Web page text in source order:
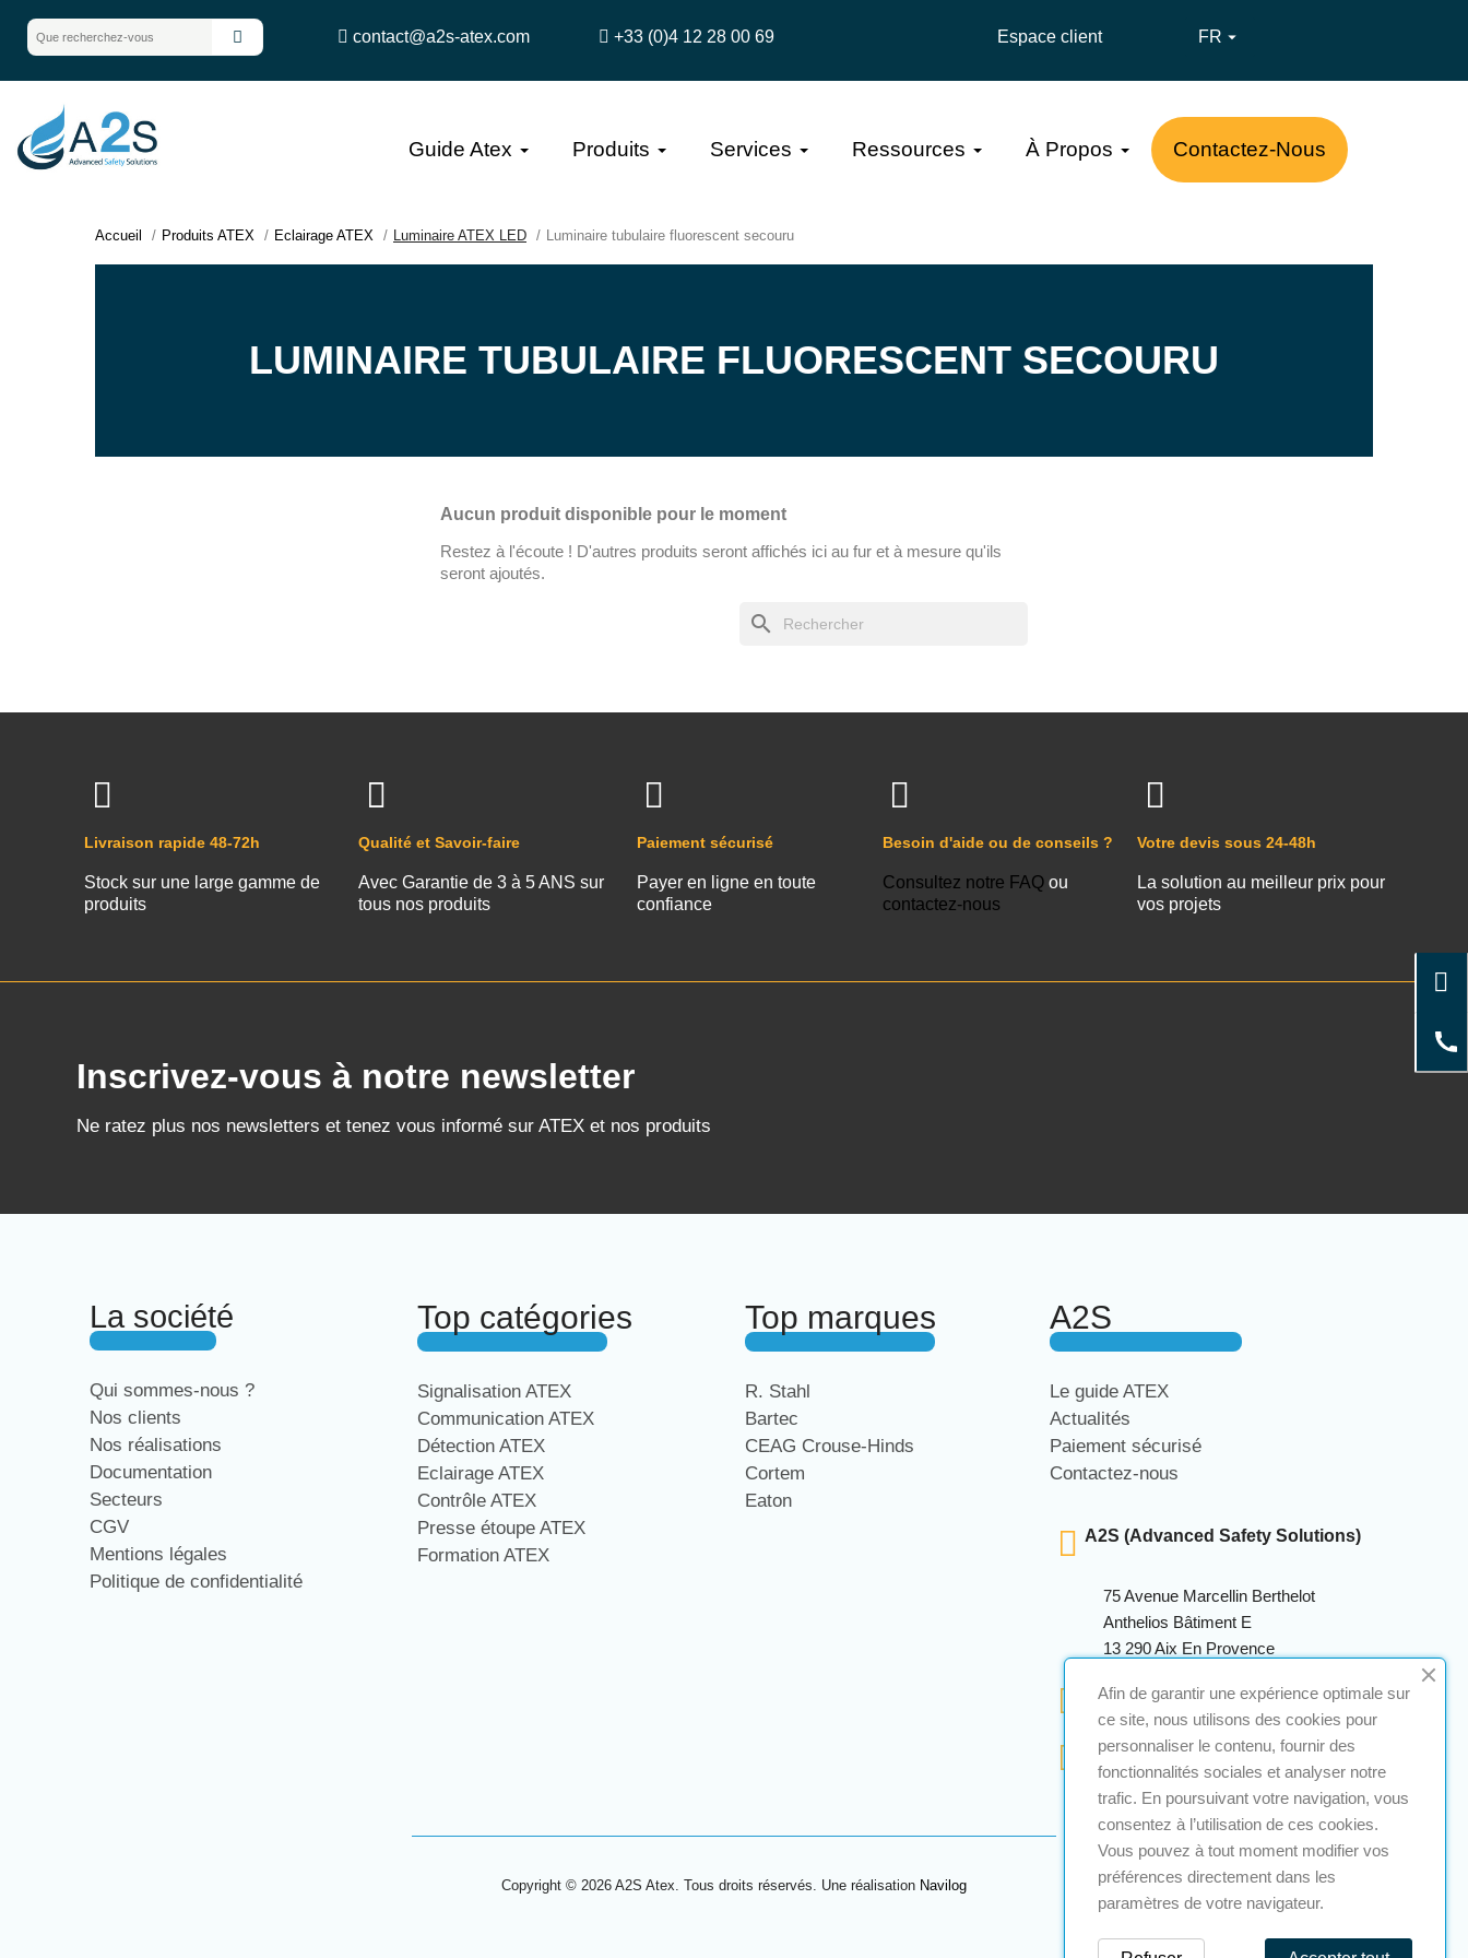
contact@a2s-atex.com +33 (0)4 12 28 00 69 Espace client FR 
Guide Atex Produits Services Ressources À Propos Contactez-Nous
Accueil Produits ATEX Eclairage ATEX Luminaire ATEX LED Luminaire tubulaire fluorescent secouru
LUMINAIRE TUBULAIRE FLUORESCENT SECOURU
Aucun produit disponible pour le moment
Restez à l'écoute ! D'autres produits seront affichés ici au fur et à mesure qu'ils
seront ajoutés.
search
Livraison rapide 48-72h
Stock sur une large gamme de
produits
Qualité et Savoir-faire
Avec Garantie de 3 à 5 ANS sur
tous nos produits
Paiement sécurisé
Payer en ligne en toute
confiance
Besoin d'aide ou de conseils ?
Consultez notre FAQou
contactez-nous
Votre devis sous 24-48h
La solution au meilleur prix pour
vos projets
Inscrivez-vous à notre newsletter
Ne ratez plus nos newsletters et tenez vous informé sur ATEX et nos produits
La société
Qui sommes-nous ?
Nos clients
Nos réalisations
Documentation
Secteurs
CGV
Mentions légales
Politique de confidentialité
Top catégories
Signalisation ATEX
Communication ATEX
Détection ATEX
Eclairage ATEX
Contrôle ATEX
Presse étoupe ATEX
Formation ATEX
Top marques
R. Stahl
Bartec
CEAG Crouse-Hinds
Cortem
Eaton
A2S
Le guide ATEX
Actualités
Paiement sécurisé
Contactez-nous
A2S (Advanced Safety Solutions)
75 Avenue Marcellin Berthelot
Anthelios Bâtiment E
13 290 Aix En Provence
+33 (0)4 12 28 00 69
contact@a2s-atex.com
Copyright © 2026 A2S Atex. Tous droits réservés. Une réalisation Navilog
Afin de garantir une expérience optimale sur
ce site, nous utilisons des cookies pour
personnaliser le contenu, fournir des
fonctionnalités sociales et analyser notre
trafic. En poursuivant votre navigation, vous
consentez à l’utilisation de ces cookies.
Vous pouvez à tout moment modifier vos
préférences directement dans les
paramètres de votre navigateur.